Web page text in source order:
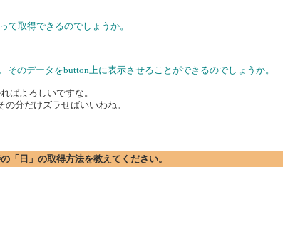
て取得できるのでしょうか。
そのデータをbutton上に表示させることができるのでしょうか。
ばよろしいですな。
分だけズラせばいいわね。
「日」の取得方法を教えてください。